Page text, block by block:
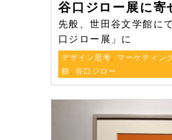
谷口ジロー展に寄
先般、世田谷文学館に
口ジロー展」に
デザイン思考 マーケティン
館 ,谷口ジロー